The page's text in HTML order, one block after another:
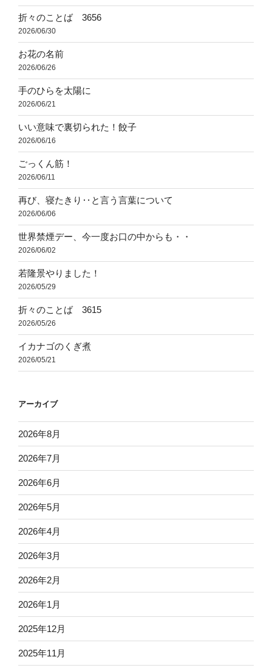
折々のことば 3656
2026/06/30
お花の名前
2026/06/26
手のひらを太陽に
2026/06/21
いい意味で裏切られた！餃子
2026/06/16
ごっくん筋！
2026/06/11
再び、寝たきり‥と言う言葉について
2026/06/06
世界禁煙デー、今一度お口の中からも・・
2026/06/02
若隆景やりました！
2026/05/29
折々のことば 3615
2026/05/26
イカナゴのくぎ煮
2026/05/21
アーカイブ
2026年8月
2026年7月
2026年6月
2026年5月
2026年4月
2026年3月
2026年2月
2026年1月
2025年12月
2025年11月